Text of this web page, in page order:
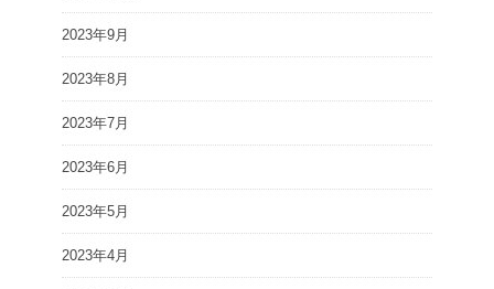
2023年9月
2023年8月
2023年7月
2023年6月
2023年5月
2023年4月